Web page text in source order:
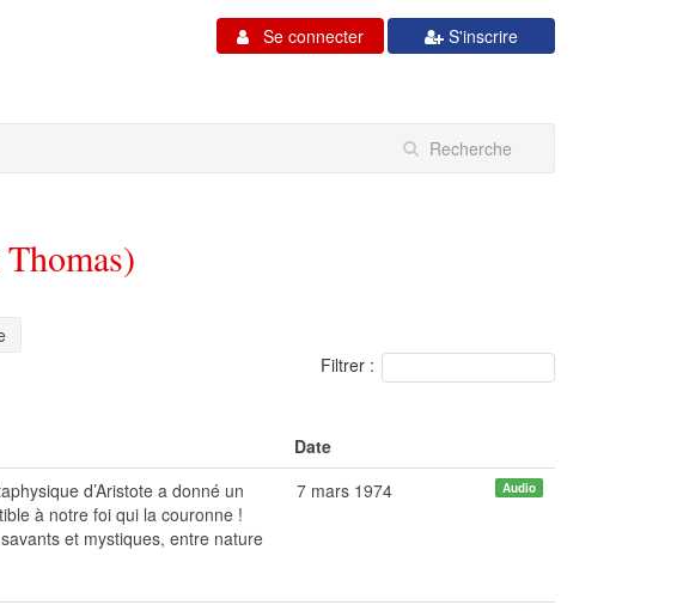
S'inscrire
Se connecter
Filtrer :
Date
d’Aristote a donné un
à notre foi qui la couronne !
et mystiques, entre nature
Audio
7 mars 1974